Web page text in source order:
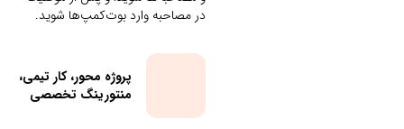
در مصاحبه وارد بوت‌کمپ‌ها شوید.
پروژه محور، کار تیمی،
منتورینگ تخصصی